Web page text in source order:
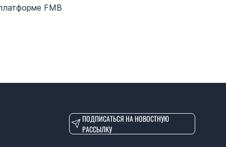
FMB
ПОДПИСАТЬСЯ НА НОВОСТНУЮ
РАССЫЛКУ